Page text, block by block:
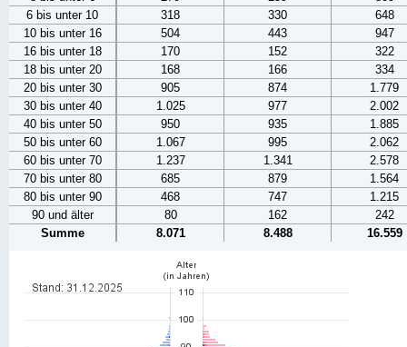
6 bis unter 10
318 330
648
10 bis unter 16
504 443
947
16 bis unter 18
170 152
322
18 bis unter 20
168 166
334
20 bis unter 30
905 874
1.779
30 bis unter 40
1.025 977
2.002
40 bis unter 50
950 935
1.885
50 bis unter 60
1.067 995
2.062
60 bis unter 70
1.237 1.341
2.578
70 bis unter 80
685 879
1.564
80 bis unter 90
468 747
1.215
90 und älter
80 162
242
Summe
8.071 8.488 16.559